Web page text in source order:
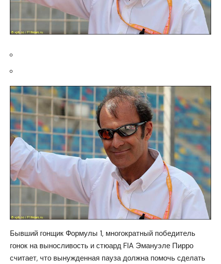
Бывший гонщик Формулы 1, многократный победитель
гонок на выносливость и стюард FIA Эмануэле Пирро
считает, что вынужденная пауза должна помочь сделать